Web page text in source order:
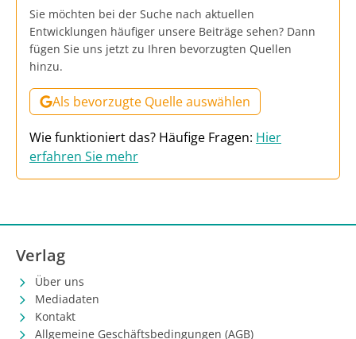
Sie möchten bei der Suche nach aktuellen
Entwicklungen häufiger unsere Beiträge sehen? Dann
fügen Sie uns jetzt zu Ihren bevorzugten Quellen
hinzu.
Als bevorzugte Quelle auswählen
Wie funktioniert das? Häufige Fragen: Hier
erfahren Sie mehr
Verlag
Über uns
Mediadaten
Kontakt
Allgemeine Geschäftsbedingungen (AGB)